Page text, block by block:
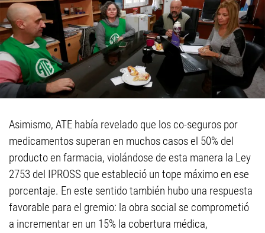
Asimismo, ATE había revelado que los co-seguros por
medicamentos superan en muchos casos el 50% del
producto en farmacia, violándose de esta manera la Ley
2753 del IPROSS que estableció un tope máximo en ese
porcentaje. En este sentido también hubo una respuesta
favorable para el gremio: la obra social se comprometió
a incrementar en un 15% la cobertura médica,